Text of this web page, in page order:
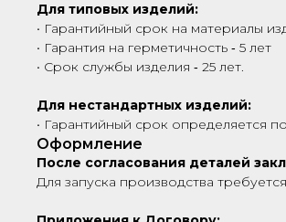
Для типовых изделий:
• Гарантийный срок на материалы
• Гарантия на герметичность ‑ 5 лет
• Срок службы изделия ‑ 25 лет.
Для нестандартных изделий:
• Гарантийный срок определяется
Оформление
После согласования деталей
Для запуска производства